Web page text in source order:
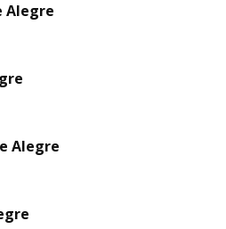
Alegre
Alegre